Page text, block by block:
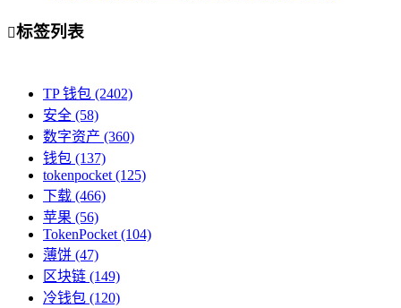
标签列表
TP 钱包 (2402)
安全 (58)
数字资产 (360)
钱包 (137)
tokenpocket (125)
下载 (466)
苹果 (56)
TokenPocket (104)
薄饼 (47)
区块链 (149)
冷钱包 (120)